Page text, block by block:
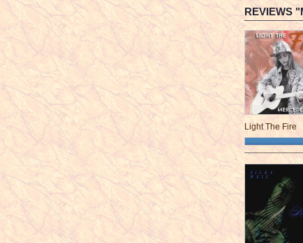
REVIEWS
Light The Fire